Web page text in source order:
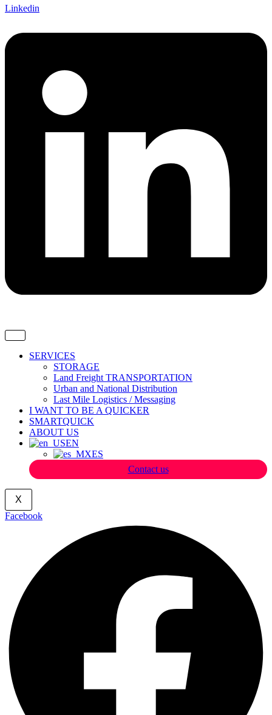
Linkedin
SERVICES
STORAGE
Land Freight TRANSPORTATION
Urban and National Distribution
Last Mile Logistics / Messaging
I WANT TO BE A QUICKER
SMARTQUICK
ABOUT US
EN
ES
Contact us
X
Facebook